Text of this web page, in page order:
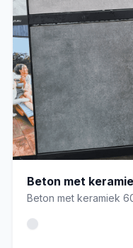
Beton met
Beton met keramiek